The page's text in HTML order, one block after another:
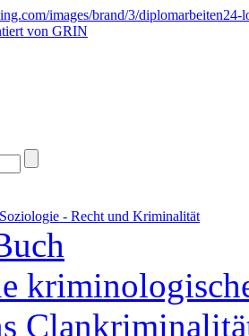
Soziologie - Recht und Kriminalität